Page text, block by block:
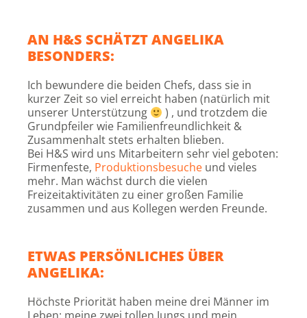
AN H&S SCHÄTZT ANGELIKA
BESONDERS:
Ich bewundere die beiden Chefs, dass sie in
kurzer Zeit so viel erreicht haben (natürlich mit
unserer Unterstützung
) , und trotzdem die
Grundpfeiler wie Familienfreundlichkeit &
Zusammenhalt stets erhalten blieben.
Bei H&S wird uns Mitarbeitern sehr viel geboten:
Firmenfeste, Produktionsbesuche und vieles
mehr. Man wächst durch die vielen
Freizeitaktivitäten zu einer großen Familie
zusammen und aus Kollegen werden Freunde.
ETWAS PERSÖNLICHES ÜBER
ANGELIKA:
Höchste Priorität haben meine drei Männer im